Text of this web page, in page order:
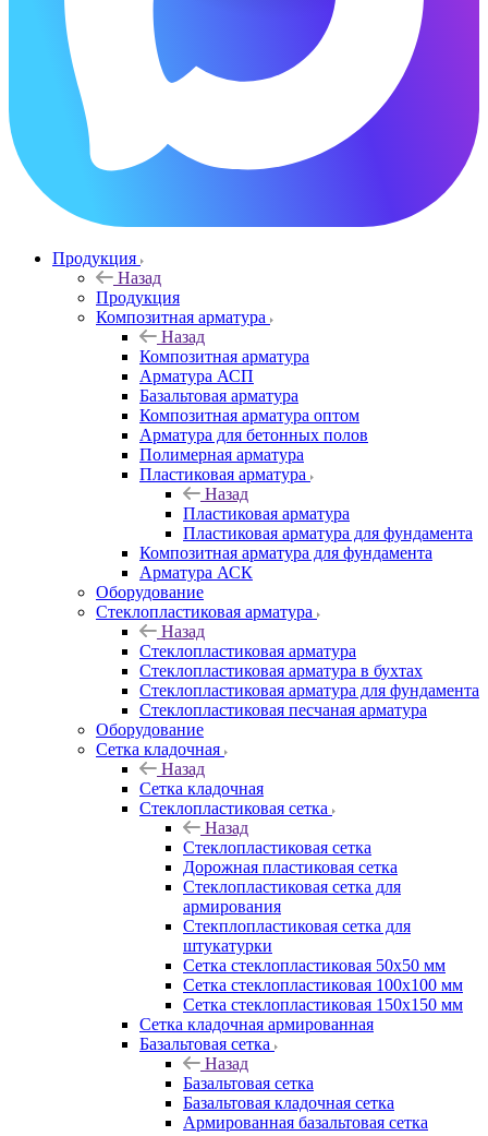
Продукция
Назад
Продукция
Композитная арматура
Назад
Композитная арматура
Арматура АСП
Базальтовая арматура
Композитная арматура оптом
Арматура для бетонных полов
Полимерная арматура
Пластиковая арматура
Назад
Пластиковая арматура
Пластиковая арматура для фундамента
Композитная арматура для фундамента
Арматура АСК
Оборудование
Cтеклопластиковая арматура
Назад
Cтеклопластиковая арматура
Стеклопластиковая арматура в бухтах
Стеклопластиковая арматура для фундамента
Стеклопластиковая песчаная арматура
Оборудование
Сетка кладочная
Назад
Сетка кладочная
Стеклопластиковая сетка
Назад
Стеклопластиковая сетка
Дорожная пластиковая сетка
Стеклопластиковая сетка для
армирования
Стекплопластиковая сетка для
штукатурки
Сетка стеклопластиковая 50x50 мм
Сетка стеклопластиковая 100x100 мм
Сетка стеклопластиковая 150x150 мм
Сетка кладочная армированная
Базальтовая сетка
Назад
Базальтовая сетка
Базальтовая кладочная сетка
Армированная базальтовая сетка